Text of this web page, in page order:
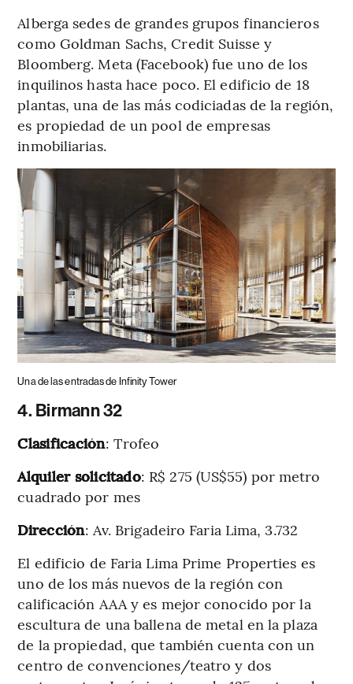
Alberga sedes de grandes grupos financieros
como Goldman Sachs, Credit Suisse y
Bloomberg. Meta (Facebook) fue uno de los
inquilinos hasta hace poco. El edificio de 18
plantas, una de las más codiciadas de la región,
es propiedad de un pool de empresas
inmobiliarias.
Una de las entradas de Infinity Tower
4. Birmann 32
Clasificación: Trofeo
Alquiler solicitado: R$ 275 (US$55) por metro
cuadrado por mes
Dirección: Av. Brigadeiro Faria Lima, 3.732
El edificio de Faria Lima Prime Properties es
uno de los más nuevos de la región con
calificación AAA y es mejor conocido por la
escultura de una ballena de metal en la plaza
de la propiedad, que también cuenta con un
centro de convenciones/teatro y dos